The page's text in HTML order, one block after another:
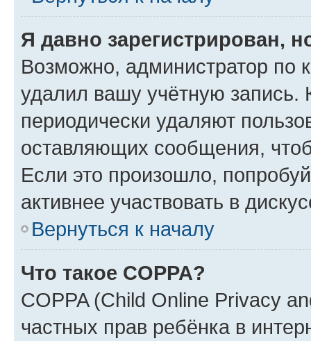
Я давно зарегистрирован,
Возможно, администратор по
удалил вашу учётную запись.
периодически удаляют
оставляющих сообщения,
Если это произошло,
активнее участвовать в
Вернуться к началу
Что такое COPPA?
COPPA (Child Online Privacy
частных прав ребёнка в